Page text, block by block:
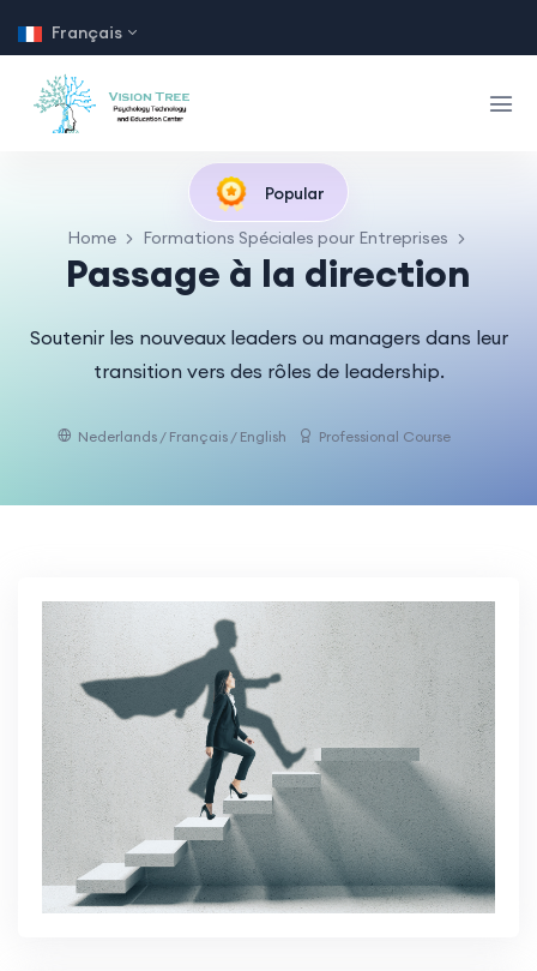
Français
Popular
Home Formations Spéciales pour Entreprises
Passage à la direction
Soutenir les nouveaux leaders ou managers dans leur
transition vers des rôles de leadership.
Nederlands / Français / English Professional Course